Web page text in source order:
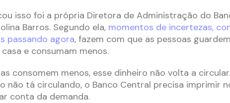
isso foi a própria Diretora de Administração do
Barros. Segundo ela, momentos de incertezas,
passando agora, fazem com que as pessoas guardem
e consumam menos.
consomem menos, esse dinheiro não volta a
não tá circulando, o Banco Central precisa imprimir
conta da demanda.